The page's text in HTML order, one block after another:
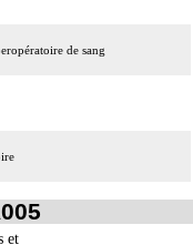
de sang
et